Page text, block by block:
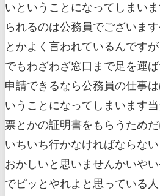
いということになってしまい
られるのは公務員でございま
とかよく言われているんです
でもわざわざ窓口まで足を運
申請できるなら公務員の仕事
いうことになってしまいます
票とかの証明書をもらうため
いちいち行かなければならな
おかしいと思いませんかいや
でピッとやれよと思っている